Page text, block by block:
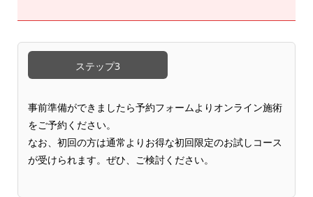
ステップ3
事前準備ができましたら予約フォームよりオンライン施術
をご予約ください。
なお、初回の方は通常よりお得な初回限定のお試しコース
が受けられます。ぜひ、ご検討ください。